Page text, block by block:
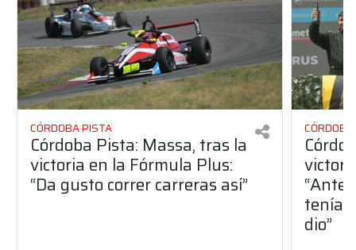
CÓRDOBA PISTA
Córdoba Pista: Massa, tras la
victoria en la Fórmula Plus:
“Da gusto correr carreras así”
dio”